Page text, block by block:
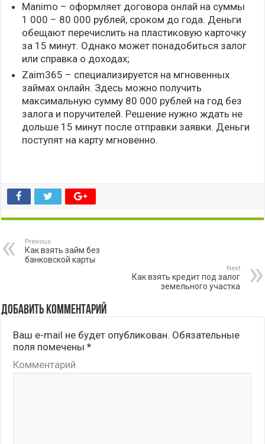
Manimo – оформляет договора онлай на суммы
1 000 – 80 000 рублей, сроком до года. Деньги
обещают перечислить на пластиковую карточку
за 15 минут. Однако может понадобиться залог
или справка о доходах;
Zaim365 – специализируется на мгновенных
займах онлайн. Здесь можно получить
максимальную сумму 80 000 рублей на год без
залога и поручителей. Решение нужно ждать не
дольше 15 минут после отправки заявки. Деньги
поступят на карту мгновенно.
Previous
Как взять займ без
банковской карты
Next
Как взять кредит под залог
земельного участка
Добавить комментарий
Ваш e-mail не будет опубликован. Обязательные
поля помечены*
Комментарий